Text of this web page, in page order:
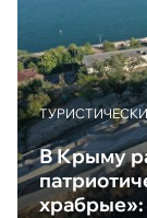
В Крыму
храбрые»: